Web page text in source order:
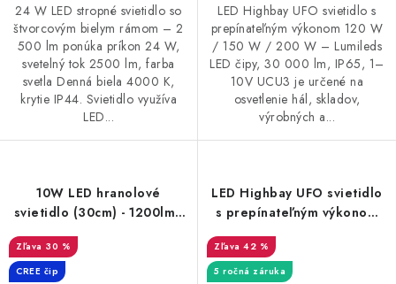
24 W LED stropné svietidlo so
štvorcovým bielym rámom – 2
500 lm ponúka príkon 24 W,
svetelný tok 2500 lm, farba
svetla Denná biela 4000 K,
krytie IP44. Svietidlo využíva
LED...
LED Highbay UFO svietidlo s
prepínateľným výkonom 120 W
/ 150 W / 200 W – Lumileds
LED čipy, 30 000 lm, IP65, 1–
10V UCU3 je určené na
osvetlenie hál, skladov,
výrobných a...
10W LED hranolové
svietidlo (30cm) - 1200lm -
CREE čip
30 %
CREE čip
LED Highbay UFO svietidlo
s prepínateľným výkonom
120W / 150W / 200W –
Lumileds LED čipy, 30 000
lm, IP65, 1–10V UCU3 | 4-
42 %
5 ročná záruka